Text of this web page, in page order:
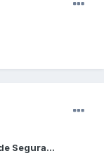
Segura...